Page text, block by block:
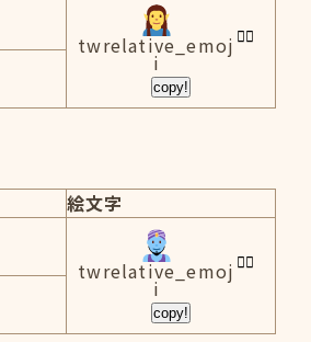
twrelative_emoj
i
copy!
絵文字
twrelative_emoj
i
copy!